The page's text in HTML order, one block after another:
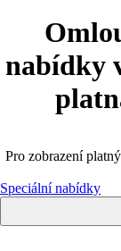
nabídky
Pro zobrazení
Speciální nabídky